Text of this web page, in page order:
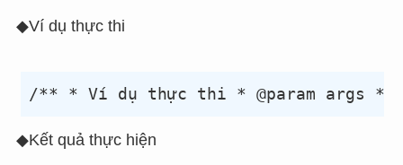
◆Ví dụ thực thi
◆Kết quả thực hiện